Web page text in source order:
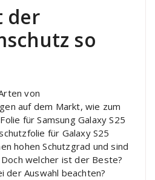
der
so
von
auf dem Markt, wie zum
für Samsung Galaxy S25
für Galaxy S25
hohen Schutzgrad und sind
welcher ist der Beste?
der Auswahl beachten?